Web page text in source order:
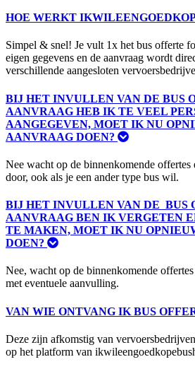
HOE WERKT
Simpel & snel! Je vult 1x het bus offerte
eigen gegevens en de aanvraag wordt
verschillende aangesloten
BIJ HET INVULLEN VAN DE BUS
AANVRAAG HEB IK TE VEEL
AANGEGEVEN, MOET IK NU
AANVRAAG DOEN?
Nee wacht op de binnenkomende offertes
door, ook als je een ander type bus wil.
BIJ HET INVULLEN VAN DE BUS
AANVRAAG BEN IK VERGETEN
TE MAKEN, MOET IK NU
DOEN?
Nee, wacht op de binnenkomende
met eventuele aanvulling.
VAN WIE ONTVANG IK BUS
Deze zijn afkomstig van
op het platform van